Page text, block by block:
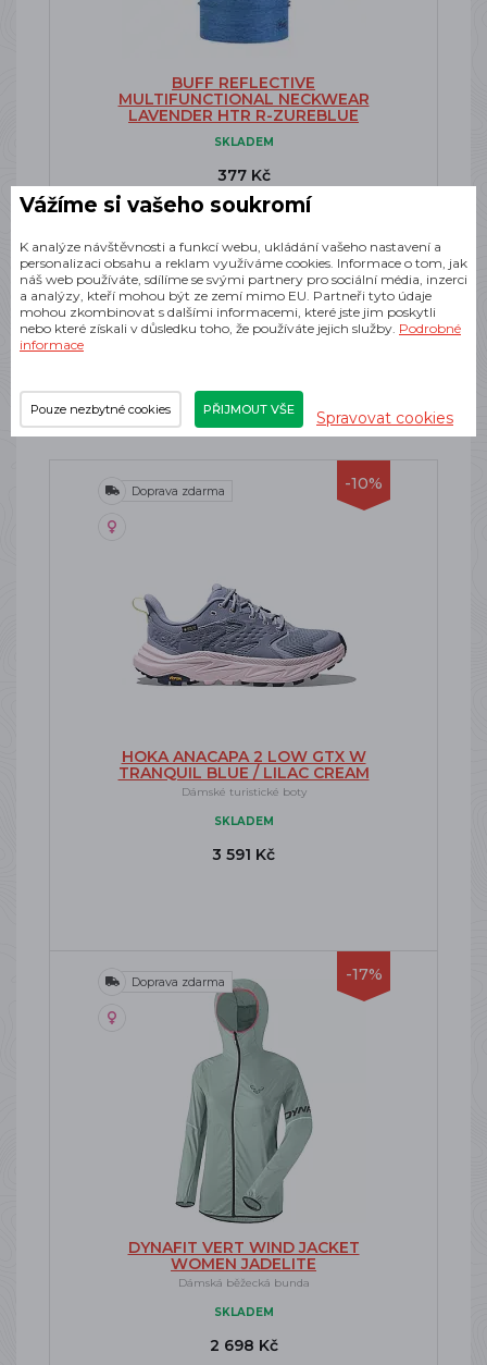
BUFF REFLECTIVE
MULTIFUNCTIONAL NECKWEAR
LAVENDER HTR R-ZUREBLUE
SKLADEM
377 Kč
Novinky v nabídce
-10%
Doprava zdarma
HOKA ANACAPA 2 LOW GTX W
TRANQUIL BLUE / LILAC CREAM
Dámské turistické boty
SKLADEM
3 591 Kč
-17%
Doprava zdarma
DYNAFIT VERT WIND JACKET
WOMEN JADELITE
Dámská běžecká bunda
SKLADEM
2 698 Kč
Vážíme si vašeho soukromí
K analýze návštěvnosti a funkcí webu, ukládání vašeho nastavení a
personalizaci obsahu a reklam využíváme cookies. Informace o tom, jak
náš web používáte, sdílíme se svými partnery pro sociální média, inzerci
a analýzy, kteří mohou být ze zemí mimo EU. Partneři tyto údaje
mohou zkombinovat s dalšími informacemi, které jste jim poskytli
nebo které získali v důsledku toho, že používáte jejich služby. Podrobné
informace
Pouze nezbytné cookies PŘIJMOUT VŠE Spravovat cookies